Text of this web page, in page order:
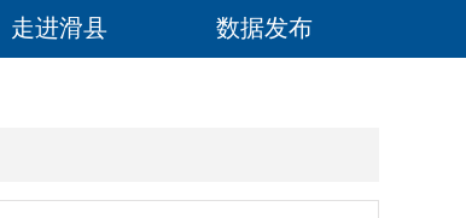
走进滑县 数据发布